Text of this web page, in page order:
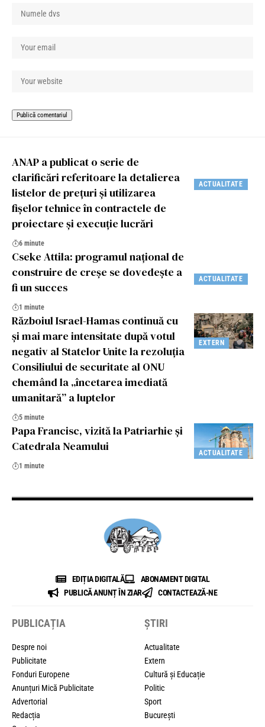
ACTUALITATE
ANAP a publicat o serie de
clarificări referitoare la detalierea
listelor de prețuri și utilizarea
fișelor tehnice în contractele de
proiectare și execuție lucrări
6 minute
ACTUALITATE
Cseke Attila: programul național de
construire de creșe se dovedește a
fi un succes
1 minute
EXTERN
Războiul Israel-Hamas continuă cu
și mai mare intensitate după votul
negativ al Statelor Unite la rezoluția
Consiliului de securitate al ONU
chemând la „încetarea imediată
umanitară” a luptelor
5 minute
ACTUALITATE
Papa Francisc, vizită la Patriarhie și
Catedrala Neamului
1 minute
EDIȚIA DIGITALĂ
ABONAMENT DIGITAL
PUBLICĂ ANUNȚ ÎN ZIAR
CONTACTEAZĂ-NE
PUBLICAȚIA
Despre noi
Publicitate
Fonduri Europene
Anunțuri Mică Publicitate
Advertorial
Redacția
ȘTIRI
Actualitate
Extern
Cultură și Educație
Politic
Sport
București